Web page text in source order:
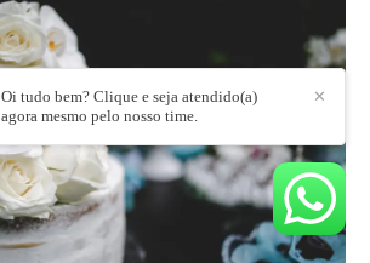
✕
Oi tudo bem? Clique e seja atendido(a)
agora mesmo pelo nosso time.